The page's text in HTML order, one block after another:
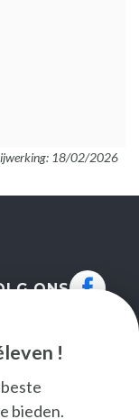
!
bieden.
18/02/2026
ONS